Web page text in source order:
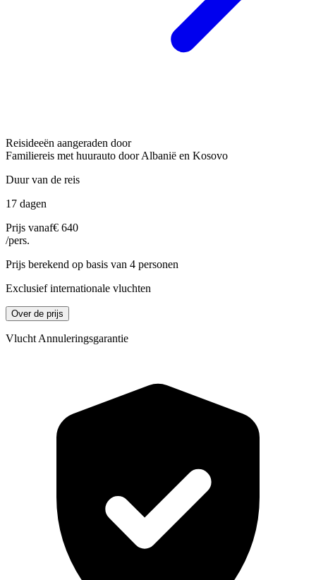
Reisideeën aangeraden door
Familiereis met huurauto door Albanië en Kosovo
Duur van de reis
17 dagen
Prijs vanaf€ 640
/pers.
Prijs berekend op basis van 4 personen
Exclusief internationale vluchten
Over de prijs
Vlucht Annuleringsgarantie